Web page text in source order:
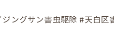
ングサン害虫駆除 #天白